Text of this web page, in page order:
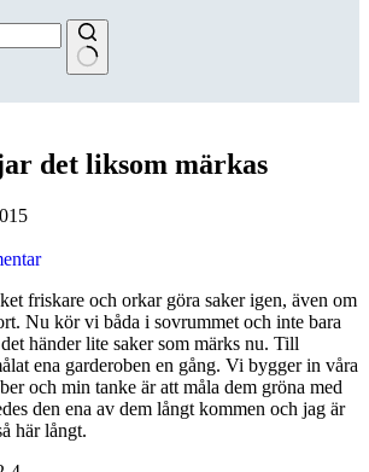
det liksom märkas
friskare och orkar göra saker igen, även om
Nu kör vi båda i sovrummet och inte bara
händer lite saker som märks nu. Till
ena garderoben en gång. Vi bygger in våra
och min tanke är att måla dem gröna med
den ena av dem långt kommen och jag är
här långt.